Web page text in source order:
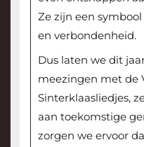
Ze zijn een
en verbondenheid.
Dus laten we dit
meezingen met de
Sinterklaasliedjes,
aan toekomstige
zorgen we ervoor